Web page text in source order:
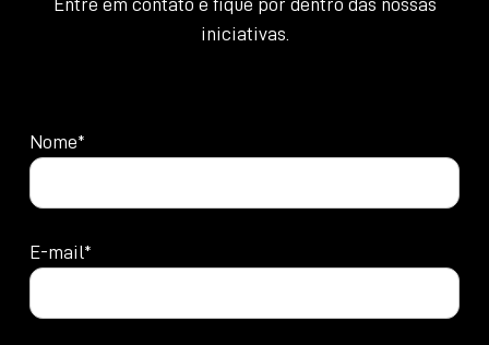
Entre em contato e fique por dentro das nossas
iniciativas.
Nome*
E-mail*